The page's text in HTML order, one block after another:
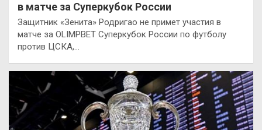
в матче за Суперкубок России
Защитник «Зенита» Родригао не примет участия в
матче за OLIMPBET Суперкубок России по футболу
против ЦСКА,…